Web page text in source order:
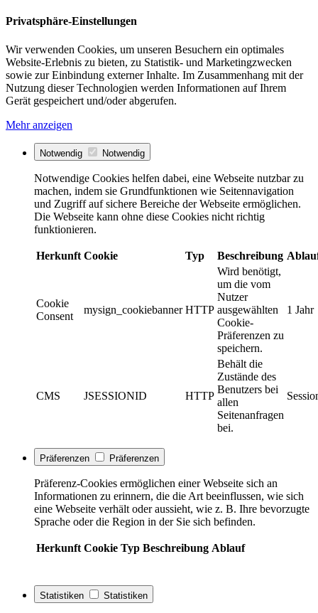
Privatsphäre-Einstellungen
Wir verwenden Cookies, um unseren Besuchern ein optimales
Website-Erlebnis zu bieten, zu Statistik- und Marketingzwecken
sowie zur Einbindung externer Inhalte. Im Zusammenhang mit der
Nutzung dieser Technologien werden Informationen auf Ihrem
Gerät gespeichert und/oder abgerufen.
Mehr anzeigen
Notwendig Notwendig
Notwendige Cookies helfen dabei, eine Webseite nutzbar zu
machen, indem sie Grundfunktionen wie Seitennavigation
und Zugriff auf sichere Bereiche der Webseite ermöglichen.
Die Webseite kann ohne diese Cookies nicht richtig
funktionieren.
Herkunft Cookie Typ Beschreibung
Cookie
Consent
mysign_cookiebanner HTTP
Wird benötigt,
um die vom
Nutzer
ausgewählten
Cookie-
Präferenzen zu
speichern.
1 Jahr
CMS JSESSIONID HTTP
Behält die
Zustände des
Benutzers bei
allen
Seitenanfragen
bei.
Präferenzen Präferenzen
Präferenz-Cookies ermöglichen einer Webseite sich an
Informationen zu erinnern, die die Art beeinflussen, wie sich
eine Webseite verhält oder aussieht, wie z. B. Ihre bevorzugte
Sprache oder die Region in der Sie sich befinden.
Herkunft Cookie Typ Beschreibung Ablauf
Statistiken Statistiken